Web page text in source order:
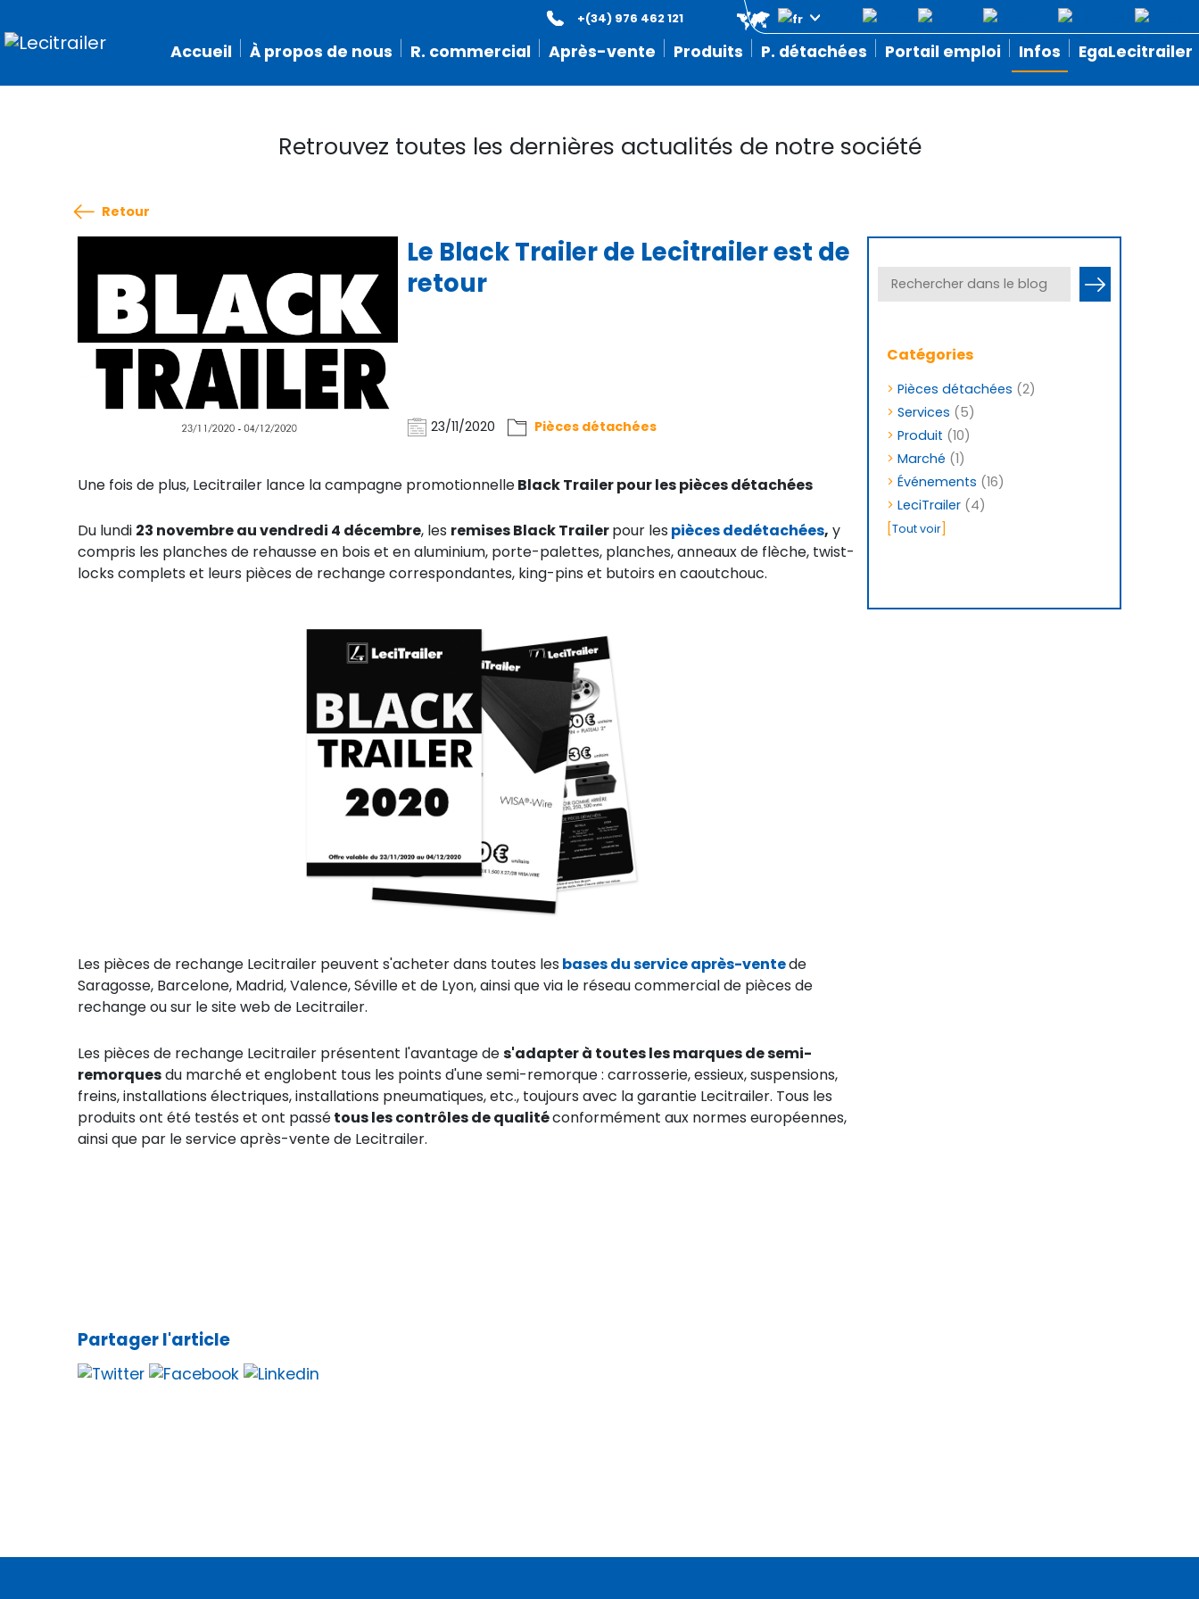
Accueil À propos de nous R. commercial Après-vente Produits P. détachées Portail emploi Infos EgaLecitrailer
+(34) 976 462 121
Retrouvez toutes les dernières actualités de notre société
Retour
Le Black Trailer de Lecitrailer est de
retour
23/11/2020 Pièces détachées
Une fois de plus, Lecitrailer lance la campagne promotionnelleBlack Trailer pour les pièces détachées
Du lundi 23 novembre au vendredi 4 décembre, les remises Black Trailerpour les pièces dedétachées, y
compris les planches de rehausse en bois et en aluminium, porte-palettes, planches, anneaux de flèche, twist-
locks complets et leurs pièces de rechange correspondantes, king-pins et butoirs en caoutchouc.
Les pièces de rechange Lecitrailer peuvent s'acheter dans toutes les bases du service après-ventede
Saragosse, Barcelone, Madrid, Valence, Séville et de Lyon, ainsi que via le réseau commercial de pièces de
rechange ou sur le site web de Lecitrailer.
Les pièces de rechange Lecitrailer présentent l'avantage des'adapter à toutes les marques de semi-
remorquesdu marché et englobent tous les points d'une semi-remorque : carrosserie, essieux, suspensions,
freins, installations électriques, installations pneumatiques, etc., toujours avec la garantie Lecitrailer. Tous les
produits ont été testés et ont passétous les contrôles de qualitéconformément aux normes européennes,
ainsi que par le service après-vente de Lecitrailer.
Partager l'article
Catégories
> Pièces détachées (2)
> Services (5)
> Produit (10)
> Marché (1)
> Événements (16)
> LeciTrailer (4)
[Tout voir]